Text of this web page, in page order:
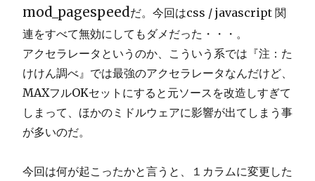
mod_pagespeedだ。今回はcss / javascript 関
連をすべて無効にしてもダメだった・・・。
アクセラレータというのか、こういう系では『注：た
けけん調べ』では最強のアクセラレータなんだけど、
MAXフルOKセットにすると元ソースを改造しすぎて
しまって、ほかのミドルウェアに影響が出てしまう事
が多いのだ。
今回は何が起こったかと言うと、１カラムに変更した